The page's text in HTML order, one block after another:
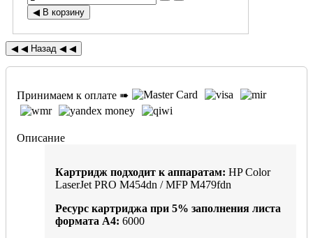
Принимаем к оплате ➠
Описание
Картридж подходит к аппаратам: HP Color
LaserJet PRO M454dn / MFP M479fdn
Ресурс картриджа при 5% заполнения листа
формата А4: 6000